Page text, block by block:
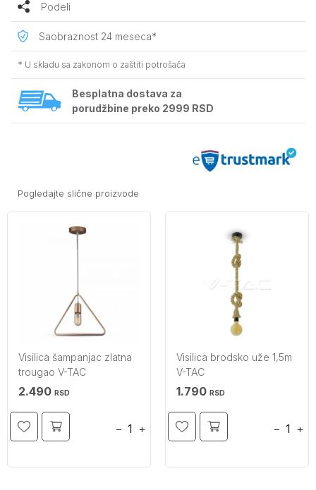
Podeli
Saobraznost 24 meseca*
* U skladu sa zakonom o zaštiti potrošača
Besplatna dostava za
porudžbine preko 2999 RSD
Pogledajte slične proizvode
Visilica šampanjac zlatna
trougao V-TAC
2.490 RSD
− +
Visilica brodsko uže 1,5m
V-TAC
1.790 RSD
− +